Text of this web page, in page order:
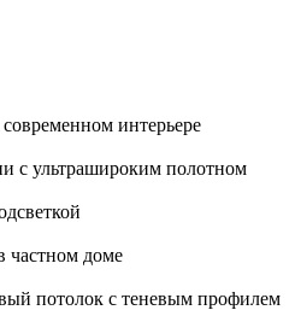
интерьере
с ультрашироким полотном
частном доме
потолок с теневым профилем